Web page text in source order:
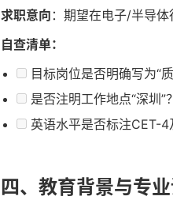
求职意向 ：期望在电子/半导体
自查清单：
目标岗位是否明确写为“
是否注明工作地点“深圳”？
英语水平是否标注CET-4
四、教育背景与专